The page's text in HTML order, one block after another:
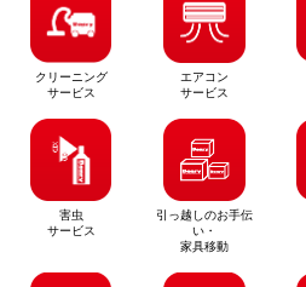
クリーニング
サービス
エアコン
サービス
害虫
サービス
引っ越しのお手伝
い・
家具移動